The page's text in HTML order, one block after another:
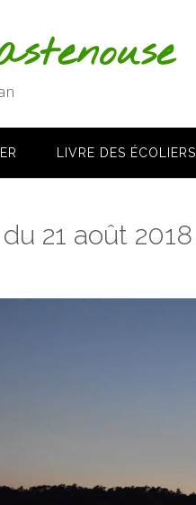
LIVRE DES ÉCOLIERS
21 août 2018